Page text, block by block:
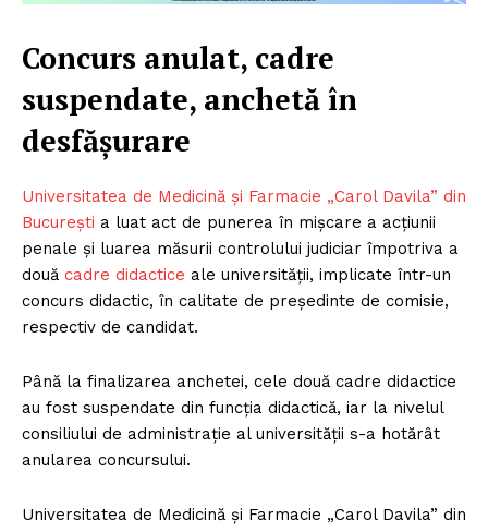
Concurs anulat, cadre
suspendate, anchetă în
desfășurare
Universitatea de Medicină și Farmacie „Carol Davila” din
București a luat act de punerea în mișcare a acțiunii
penale și luarea măsurii controlului judiciar împotriva a
două cadre didactice ale universității, implicate într-un
concurs didactic, în calitate de președinte de comisie,
respectiv de candidat.
Până la finalizarea anchetei, cele două cadre didactice
au fost suspendate din funcția didactică, iar la nivelul
consiliului de administrație al universității s-a hotărât
anularea concursului.
Universitatea de Medicină și Farmacie „Carol Davila” din